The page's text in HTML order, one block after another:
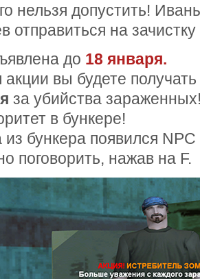
нельзя допустить!
отправиться на
до 18 января.
вы будете получать
за убийства
в бункере!
из бункера появился
поговорить, нажав на F.